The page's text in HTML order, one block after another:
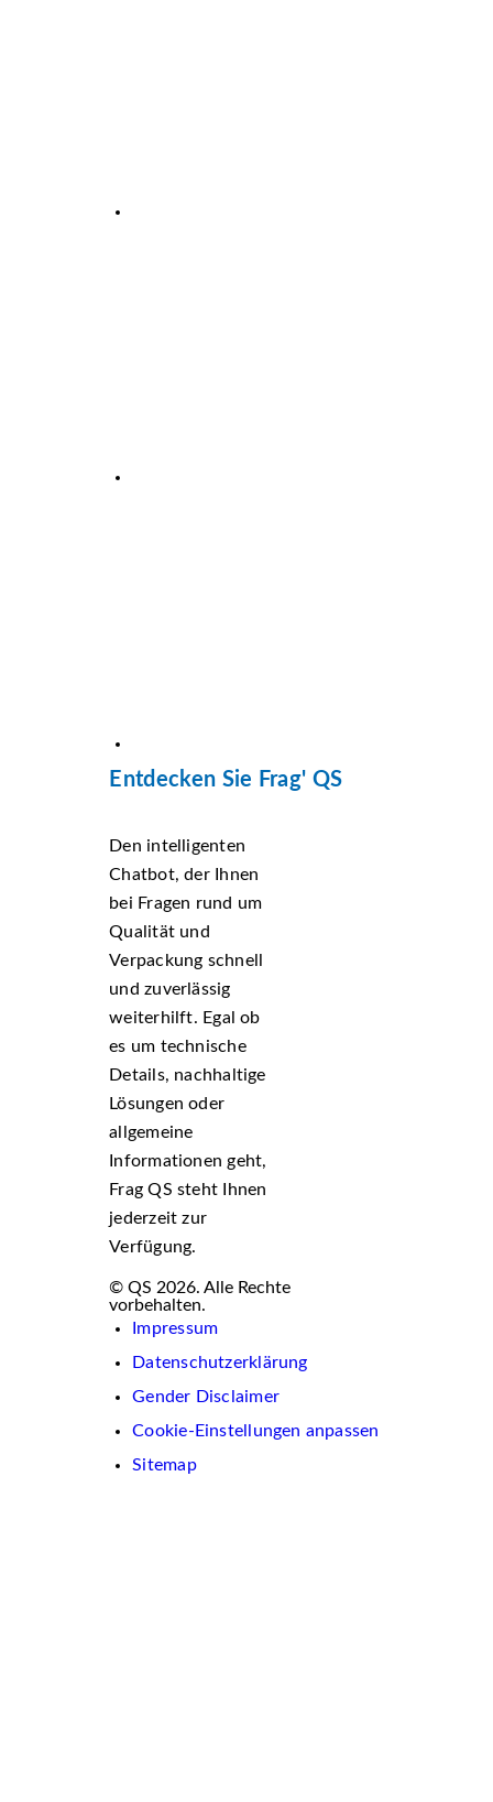
Entdecken Sie Frag' QS
Den intelligenten
Chatbot, der Ihnen
bei Fragen rund um
Qualität und
Verpackung schnell
und zuverlässig
weiterhilft. Egal ob
es um technische
Details, nachhaltige
Lösungen oder
allgemeine
Informationen geht,
Frag QS steht Ihnen
jederzeit zur
Verfügung.
© QS 2026. Alle Rechte
vorbehalten.
Impressum
Datenschutzerklärung
Gender Disclaimer
Cookie-Einstellungen anpassen
Sitemap